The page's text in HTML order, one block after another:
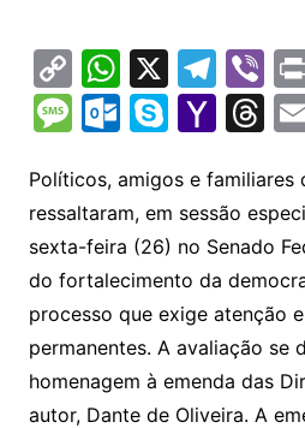
C
o
p
y
Li
n
k
W
h
at
s
A
p
p
X T
el
e
gr
a
m
Vi
b
er
M
s
s
a
g
e
O
lo
o
k.
c
o
m
S
y
p
e
Y
h
o
o
M
ai
l
T
e
a
d
s
Políticos, amigos e familiares
ressaltaram, em sessão
sexta-feira (26) no Senado
do fortalecimento da
processo que exige atenção
permanentes. A avaliação se
homenagem à emenda das
autor, Dante de Oliveira. A